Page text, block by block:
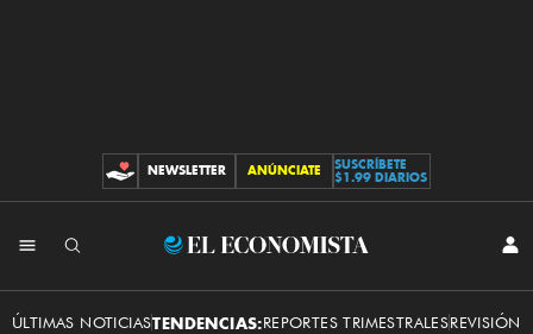
CONTRIBUCIONES
NEWSLETTER ANÚNCIATE
SUSCRÍBETE
$1.99 DIARIOS
El
ÚLTIMAS NOTICIASTENDENCIAS:REPORTES TRIMESTRALESREVISIÓN